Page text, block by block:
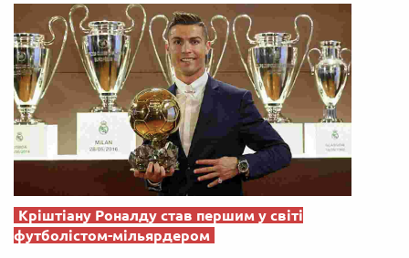
Кріштіану Роналду став першим у світі
футболістом-мільярдером